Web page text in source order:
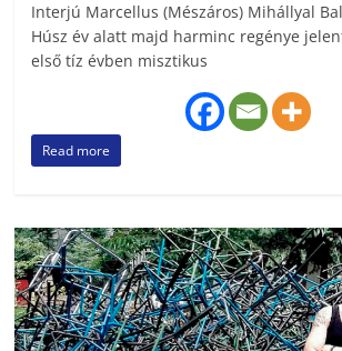
Interjú Marcellus (Mészáros) Mihállyal
Húsz év alatt majd harminc regénye
első tíz évben misztikus
Read more